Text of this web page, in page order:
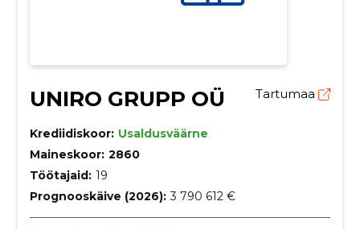
UNIRO GRUPP OÜ Tartumaa
Krediidiskoor: Usaldusväärne
Maineskoor: 2860
Töötajaid: 19
Prognooskäive (2026): 3 790 612 €